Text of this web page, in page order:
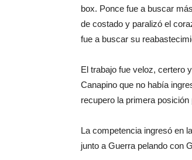
box. Ponce fue a buscar
de costado y paralizó el
fue a buscar su
El trabajo fue veloz, certero
Canapino que no había
recupero la primera
La competencia ingresó en
junto a Guerra pelando con